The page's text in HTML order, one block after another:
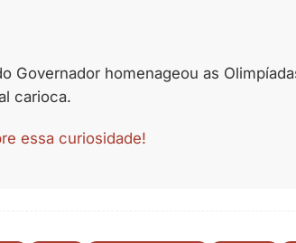
Governador homenageou as
carioca.
essa curiosidade!